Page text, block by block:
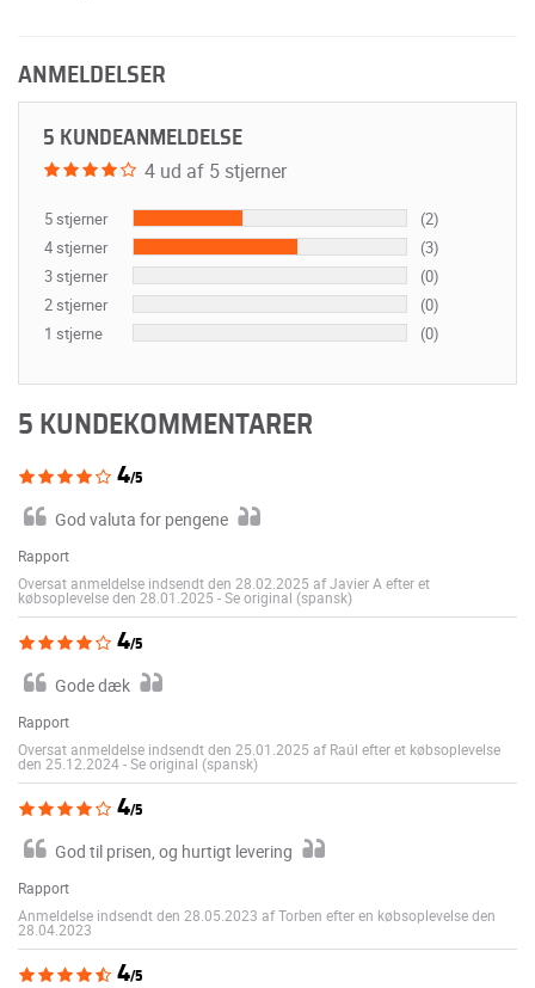
ANMELDELSER
5 KUNDEANMELDELSE
4 ud af 5 stjerner
5 stjerner
(2)
4 stjerner
(3)
3 stjerner
(0)
2 stjerner
(0)
1 stjerne
(0)
5 KUNDEKOMMENTARER
4/5
God valuta for pengene
Rapport
Oversat anmeldelse indsendt den 28.02.2025 af Javier A efter et
købsoplevelse den 28.01.2025 -Se original (spansk)
4/5
Gode dæk
Rapport
Oversat anmeldelse indsendt den 25.01.2025 af Raúl efter et købsoplevelse
den 25.12.2024-Se original (spansk)
4/5
God til prisen, og hurtigt levering
Rapport
Anmeldelse indsendt den 28.05.2023 af Torben efter en købsoplevelse den
28.04.2023
4/5